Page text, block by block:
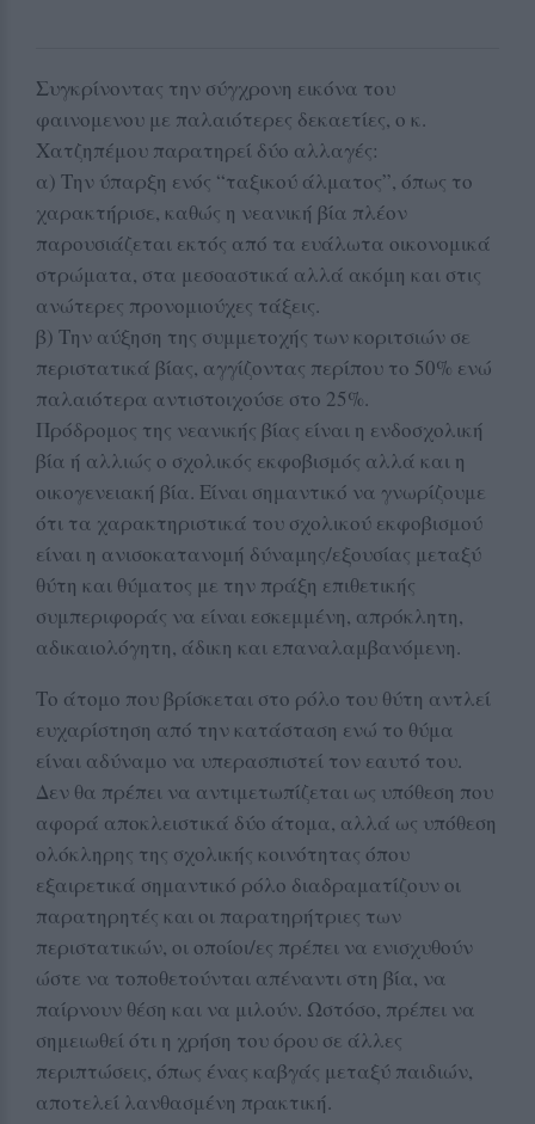
Συγκρίνοντας την σύγχρονη εικόνα του
φαινομενου με παλαιότερες δεκαετίες, ο κ.
Χατζηπέμου παρατηρεί δύο αλλαγές:
α) Την ύπαρξη ενός “ταξικού άλματος”, όπως το
χαρακτήρισε, καθώς η νεανική βία πλέον
παρουσιάζεται εκτός από τα ευάλωτα οικονομικά
στρώματα, στα μεσοαστικά αλλά ακόμη και στις
ανώτερες προνομιούχες τάξεις.
β) Την αύξηση της συμμετοχής των κοριτσιών σε
περιστατικά βίας, αγγίζοντας περίπου το 50% ενώ
παλαιότερα αντιστοιχούσε στο 25%.
Πρόδρομος της νεανικής βίας είναι η ενδοσχολική
βία ή αλλιώς ο σχολικός εκφοβισμός αλλά και η
οικογενειακή βία. Είναι σημαντικό να γνωρίζουμε
ότι τα χαρακτηριστικά του σχολικού εκφοβισμού
είναι η ανισοκατανομή δύναμης/εξουσίας μεταξύ
θύτη και θύματος με την πράξη επιθετικής
συμπεριφοράς να είναι εσκεμμένη, απρόκλητη,
αδικαιολόγητη, άδικη και επαναλαμβανόμενη.
Το άτομο που βρίσκεται στο ρόλο του θύτη αντλεί
ευχαρίστηση από την κατάσταση ενώ το θύμα
είναι αδύναμο να υπερασπιστεί τον εαυτό του.
Δεν θα πρέπει να αντιμετωπίζεται ως υπόθεση που
αφορά αποκλειστικά δύο άτομα, αλλά ως υπόθεση
ολόκληρης της σχολικής κοινότητας όπου
εξαιρετικά σημαντικό ρόλο διαδραματίζουν οι
παρατηρητές και οι παρατηρήτριες των
περιστατικών, οι οποίοι/ες πρέπει να ενισχυθούν
ώστε να τοποθετούνται απέναντι στη βία, να
παίρνουν θέση και να μιλούν. Ωστόσο, πρέπει να
σημειωθεί ότι η χρήση του όρου σε άλλες
περιπτώσεις, όπως ένας καβγάς μεταξύ παιδιών,
αποτελεί λανθασμένη πρακτική.